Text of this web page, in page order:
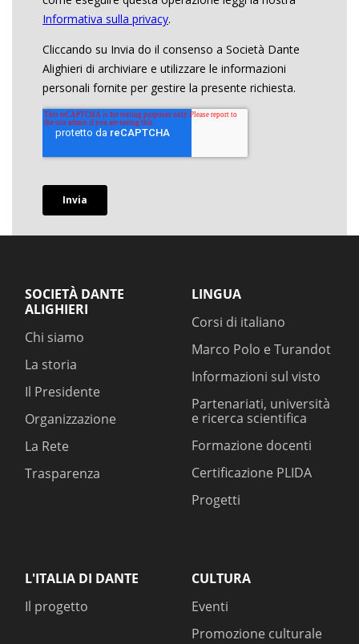
SOCIETÀ DANTE
ALIGHIERI
Chi siamo
La storia
Il Presidente
Organizzazione
La Rete
Trasparenza
LINGUA
Corsi di italiano
Marco Polo e Turandot
Informazioni sul visto
Partenariati, università
e ricerca scientifica
Formazione docenti
Certificazione PLIDA
Progetti
L'ITALIA DI DANTE
Il progetto
CULTURA
Eventi
Promozione culturale